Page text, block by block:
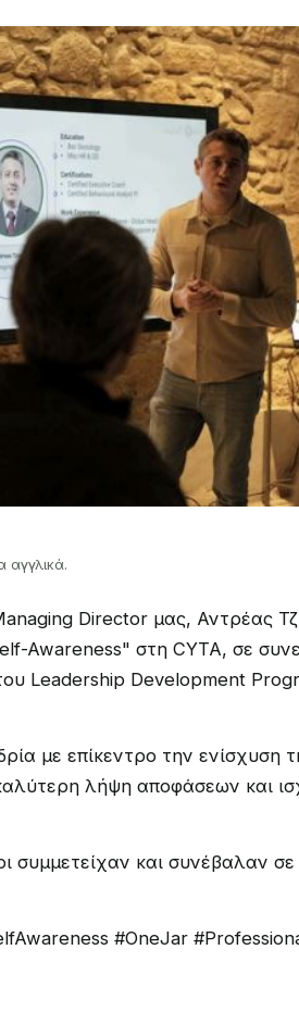
αγγλικά.
Director μας, Αντρέας
Awareness" στη CYTA, σε
Leadership Development
με επίκεντρο την ενίσχυση
λήψη αποφάσεων και
συμμετείχαν και συνέβαλαν σε
#OneJar